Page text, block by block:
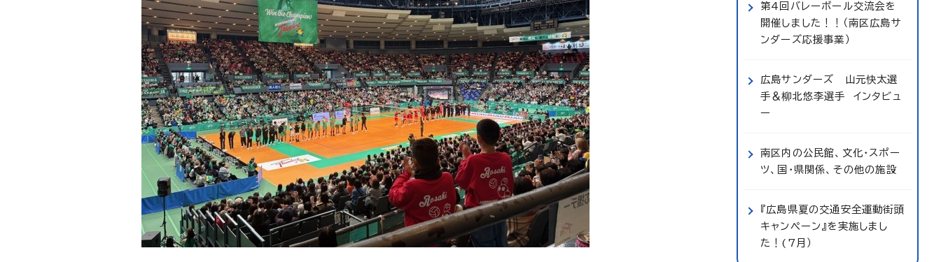
第4回バレーボール交流会を
開催しました！！（南区広島サ
ンダーズ応援事業）
広島サンダーズ 山元快太選
手＆柳北悠李選手 インタビュ
ー
南区内の公民館、文化・スポー
ツ、国・県関係、その他の施設
『広島県夏の交通安全運動街頭
キャンペーン』を実施しまし
た！(7月）